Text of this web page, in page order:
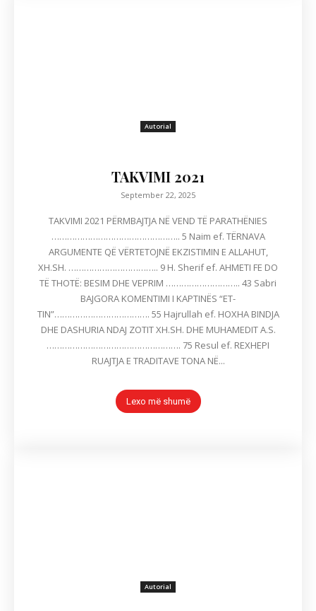
Autorial
TAKVIMI 2021
September 22, 2025
TAKVIMI 2021 PËRMBAJTJA NË VEND TË PARATHËNIES
………………………………………….. 5 Naim ef. TËRNAVA
ARGUMENTE QË VËRTETOJNË EKZISTIMIN E ALLAHUT,
XH.SH. …………………………….. 9 H. Sherif ef. AHMETI FE DO
TË THOTË: BESIM DHE VEPRIM ……………………….. 43 Sabri
BAJGORA KOMENTIMI I KAPTINËS “ET-
TIN”………………………………. 55 Hajrullah ef. HOXHA BINDJA
DHE DASHURIA NDAJ ZOTIT XH.SH. DHE MUHAMEDIT A.S.
……………………………………………. 75 Resul ef. REXHEPI
RUAJTJA E TRADITAVE TONA NË...
Lexo më shumë
Autorial